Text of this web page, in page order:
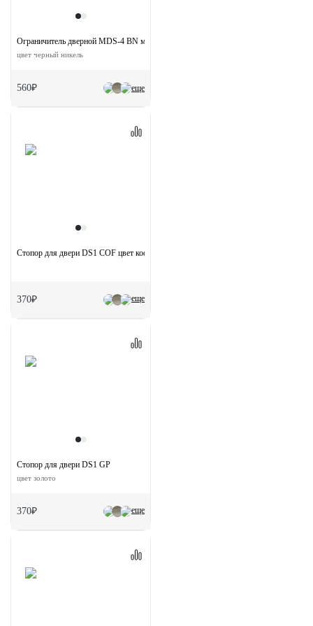
еще
Ограничитель дверной MDS-4 BN магнитный
цвет черный никель
560₽
еще
Стопор для двери DS1 COF цвет кофе
370₽
еще
Стопор для двери DS1 GP
цвет золото
370₽